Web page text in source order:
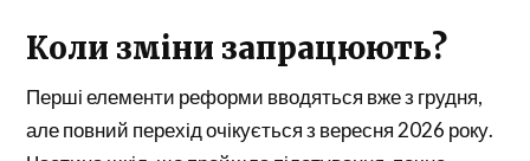
Коли зміни запрацюють?
Перші елементи реформи вводяться вже з грудня,
але повний перехід очікується з вересня 2026 року.